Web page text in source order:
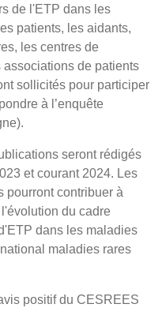
de l'ETP dans les
patients, les aidants,
les centres de
associations de patients
sollicités pour participer
à l’enquête
seront rédigés
et courant 2024. Les
pourront contribuer à
l'évolution du cadre
dans les maladies
maladies rares
positif du CESREES